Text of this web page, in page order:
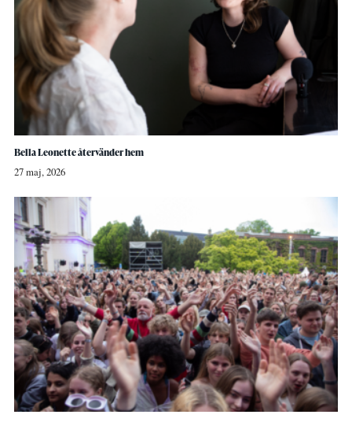
Bella Leonette återvänder hem
27 maj, 2026